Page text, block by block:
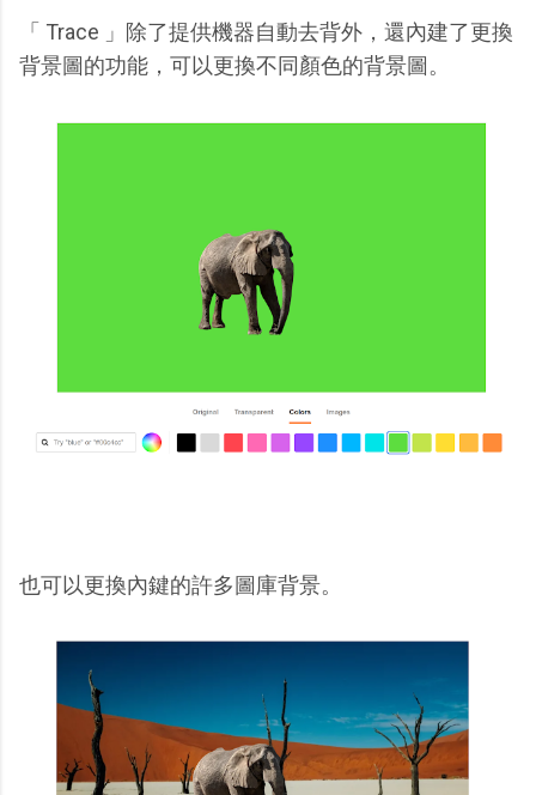
「 Trace 」除了提供機器自動去背外，還內建了更換
背景圖的功能，可以更換不同顏色的背景圖。
也可以更換內鍵的許多圖庫背景。